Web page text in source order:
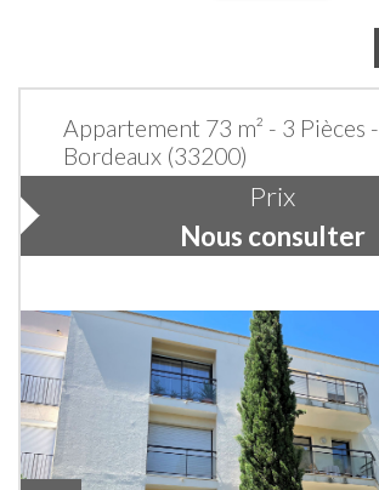
Appartement 73 m² - 3 Pièces -
Bordeaux (33200)
Prix
Nous consulter